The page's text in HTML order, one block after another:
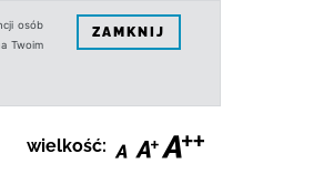
osób
Twoim
ZAMKNIJ
wielkość: